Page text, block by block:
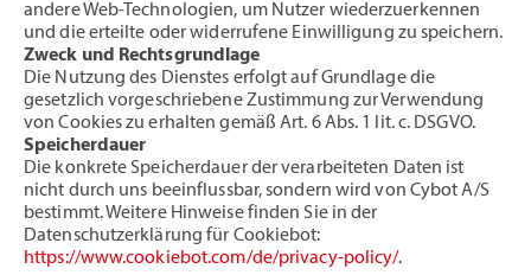
andere Web-Technologien, um Nutzer wiederzuerkennen
und die erteilte oder widerrufene Einwilligung zu speichern.
Zweck und Rechtsgrundlage
Die Nutzung des Dienstes erfolgt auf Grundlage die
gesetzlich vorgeschriebene Zustimmung zur Verwendung
von Cookies zu erhalten gemäß Art. 6 Abs. 1 lit. c. DSGVO.
Speicherdauer
Die konkrete Speicherdauer der verarbeiteten Daten ist
nicht durch uns beeinflussbar, sondern wird von Cybot A/S
bestimmt. Weitere Hinweise finden Sie in der
Datenschutzerklärung für Cookiebot:
https://www.cookiebot.com/de/privacy-policy/.